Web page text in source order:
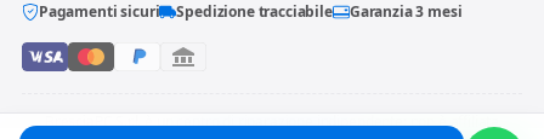
Pagamenti sicuri Spedizione tracciabile Garanzia 3 mesi
BresciaPC S.r.l. è un centro di riparazione indipendente: non è affiliata